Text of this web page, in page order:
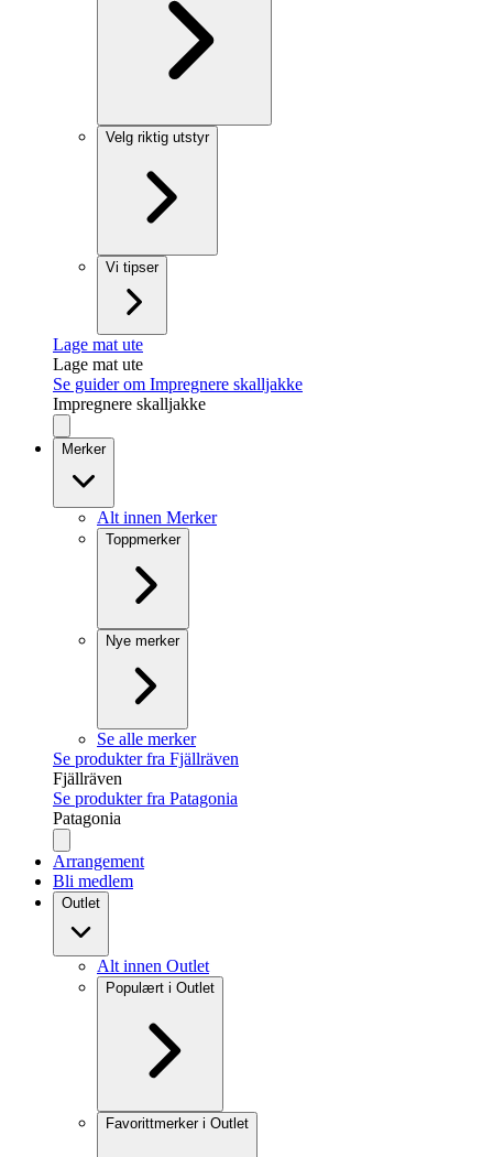
Velg riktig utstyr
Vi tipser
Lage mat ute
Lage mat ute
Se guider om Impregnere skalljakke
Impregnere skalljakke
Merker
Alt innen Merker
Toppmerker
Nye merker
Se alle merker
Se produkter fra Fjällräven
Fjällräven
Se produkter fra Patagonia
Patagonia
Arrangement
Bli medlem
Outlet
Alt innen Outlet
Populært i Outlet
Favorittmerker i Outlet